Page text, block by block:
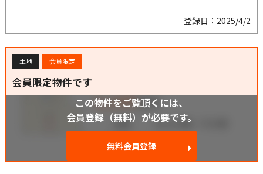
登録日：2025/4/2
土地 会員限定
会員限定物件です
この物件をご覧頂くには、
会員登録（無料）が必要です。
無料会員登録